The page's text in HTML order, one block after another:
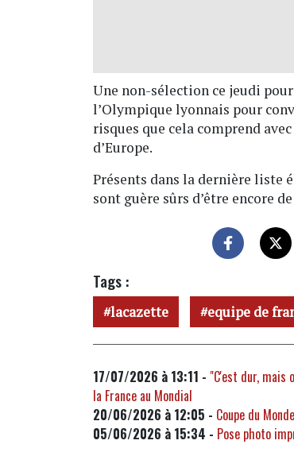
Une non-sélection ce jeudi
l’Olympique lyonnais pour
risques que cela comprend
d’Europe.
Présents dans la dernière liste
sont guère sûrs d’être encore
Tags :
lacazette equipe de
17/07/2026 à 13:11 - "C'est dur, mais
la France au Mondial
20/06/2026 à 12:05 - Coupe du
05/06/2026 à 15:34 - Pose photo